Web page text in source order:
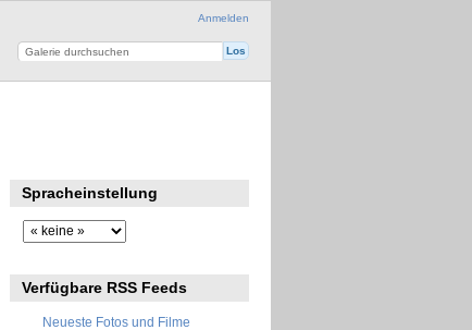
Anmelden
Spracheinstellung
Verfügbare RSS Feeds
Neueste Fotos und Filme